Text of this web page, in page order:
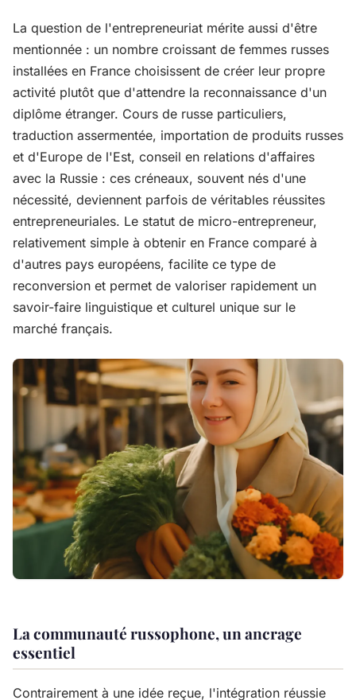
La question de l'entrepreneuriat mérite aussi d'être
mentionnée : un nombre croissant de femmes russes
installées en France choisissent de créer leur propre
activité plutôt que d'attendre la reconnaissance d'un
diplôme étranger. Cours de russe particuliers,
traduction assermentée, importation de produits russes
et d'Europe de l'Est, conseil en relations d'affaires
avec la Russie : ces créneaux, souvent nés d'une
nécessité, deviennent parfois de véritables réussites
entrepreneuriales. Le statut de micro-entrepreneur,
relativement simple à obtenir en France comparé à
d'autres pays européens, facilite ce type de
reconversion et permet de valoriser rapidement un
savoir-faire linguistique et culturel unique sur le
marché français.
La communauté russophone, un ancrage
essentiel
Contrairement à une idée reçue, l'intégration réussie